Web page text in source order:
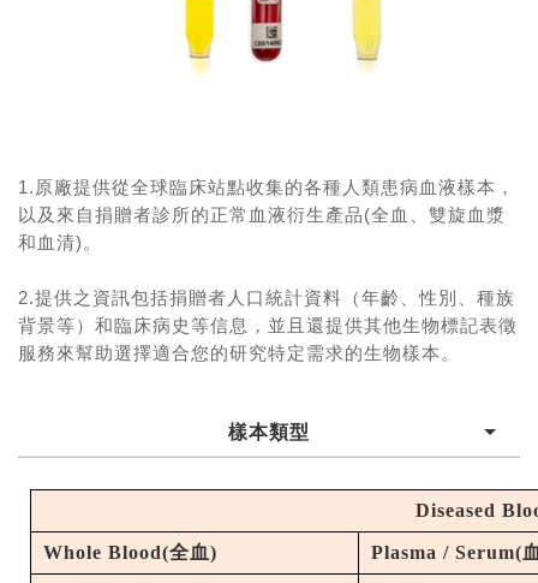
1.原廠提供從全球臨床站點收集的各種人類患病血液樣本，
以及來自捐贈者診所的正常血液衍生產品(全血、雙旋血漿
和血清)。
2.提供之資訊包括捐贈者人口統計資料（年齡、性別、種族
背景等）和臨床病史等信息，並且還提供其他生物標記表徵
服務來幫助選擇適合您的研究特定需求的生物樣本。
樣本類型
Diseased
Whole Blood(全血) Plasma / Serum(